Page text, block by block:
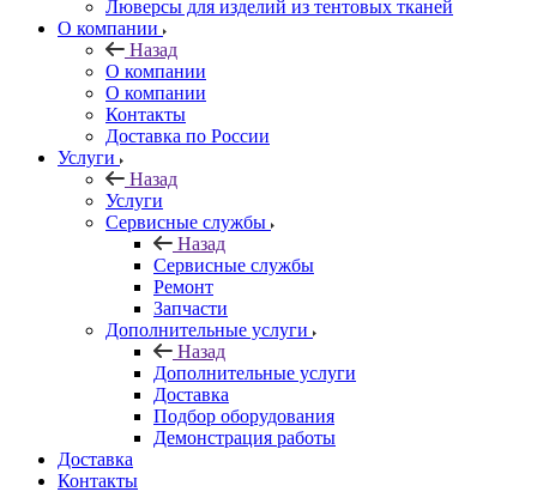
Люверсы для изделий из тентовых тканей
О компании
Назад
О компании
О компании
Контакты
Доставка по России
Услуги
Назад
Услуги
Сервисные службы
Назад
Сервисные службы
Ремонт
Запчасти
Дополнительные услуги
Назад
Дополнительные услуги
Доставка
Подбор оборудования
Демонстрация работы
Доставка
Контакты